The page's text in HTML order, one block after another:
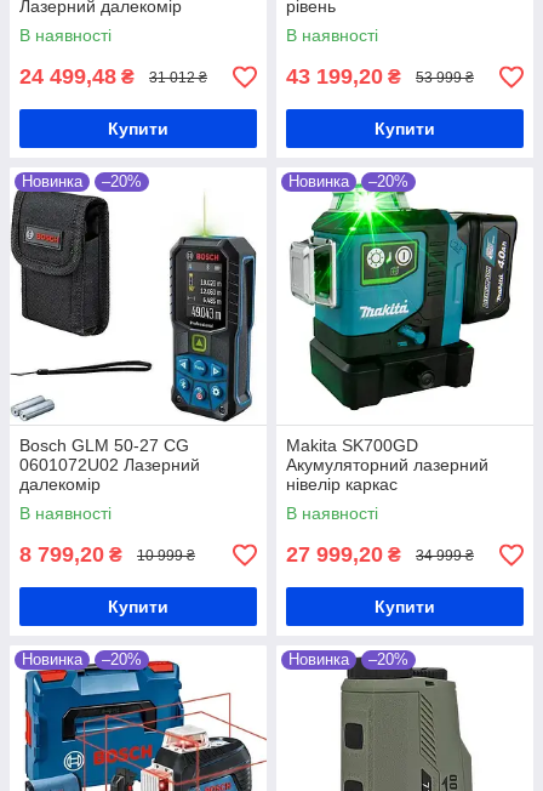
Лазерний далекомір
В наявності
24 499,48 ₴ 31 012 ₴
Купити
рівень
В наявності
43 199,20 ₴ 53 999 ₴
Купити
Новинка –20%
Bosch GLM 50-27 CG
0601072U02 Лазерний
далекомір
В наявності
8 799,20 ₴ 10 999 ₴
Купити
Новинка –20%
Makita SK700GD
Акумуляторний лазерний
нівелір каркас
В наявності
27 999,20 ₴ 34 999 ₴
Купити
Новинка –20% Новинка –20%